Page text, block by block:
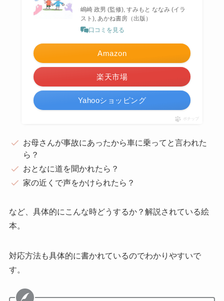
嶋崎 政男 (監修), すみもと ななみ (イラ
スト), あかね書房（出版）
口コミを見る
Amazon
楽天市場
Yahooショッピング
ポチップ
お母さんが事故にあったから車に乗ってと言われた
ら？
おとなに道を聞かれたら？
家の近くで声をかけられたら？
など、具体的にこんな時どうするか？解説されている絵
本。
対応方法も具体的に書かれているのでわかりやすいで
す。